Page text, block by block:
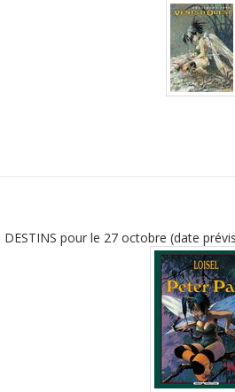
pour le 27 octobre (date